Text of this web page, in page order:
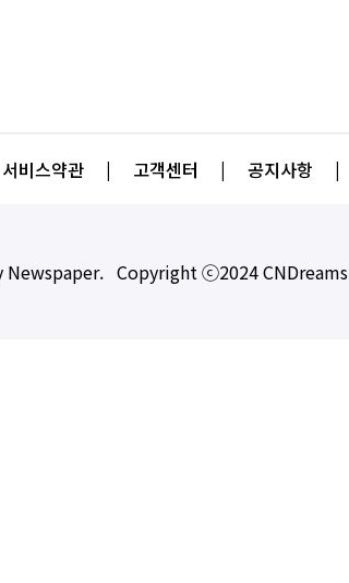
서비스약관 | 고객센터 | 공지사항 |
Newspaper. Copyright ⓒ2024 CNDreams